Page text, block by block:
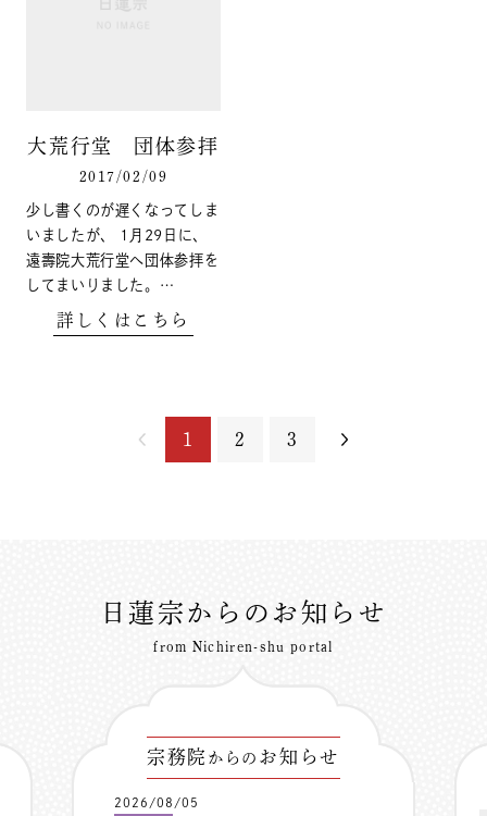
大荒行堂 団体参拝
2017/02/09
少し書くのが遅くなってしま
いましたが、 1月29日に、
遠壽院大荒行堂へ団体参拝を
してまいりました。…
詳しくはこちら
1 2 3
日蓮宗からのお知らせ
from Nichiren-shu portal
宗務院 からの お知らせ
2026/08/05